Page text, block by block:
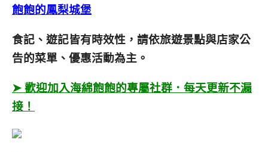
飽飽的鳳梨城堡
食記、遊記皆有時效性，請依旅遊景點與店家公
告的菜單、優惠活動為主。
➤ 歡迎加入海綿飽飽的專屬社群．每天更新不漏
接！